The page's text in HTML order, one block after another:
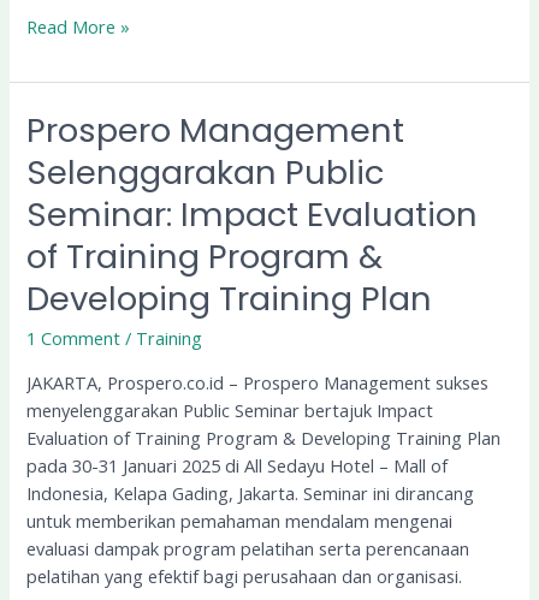
Read More »
Prospero Management
Selenggarakan Public
Seminar: Impact Evaluation
of Training Program &
Developing Training Plan
1 Comment / Training
JAKARTA, Prospero.co.id – Prospero Management sukses
menyelenggarakan Public Seminar bertajuk Impact
Evaluation of Training Program & Developing Training Plan
pada 30-31 Januari 2025 di All Sedayu Hotel – Mall of
Indonesia, Kelapa Gading, Jakarta. Seminar ini dirancang
untuk memberikan pemahaman mendalam mengenai
evaluasi dampak program pelatihan serta perencanaan
pelatihan yang efektif bagi perusahaan dan organisasi.
Prospero
Management
Selenggarakan
Public
Seminar:
Impact
Evaluation
of
Training
&
Developing
Training
Plan